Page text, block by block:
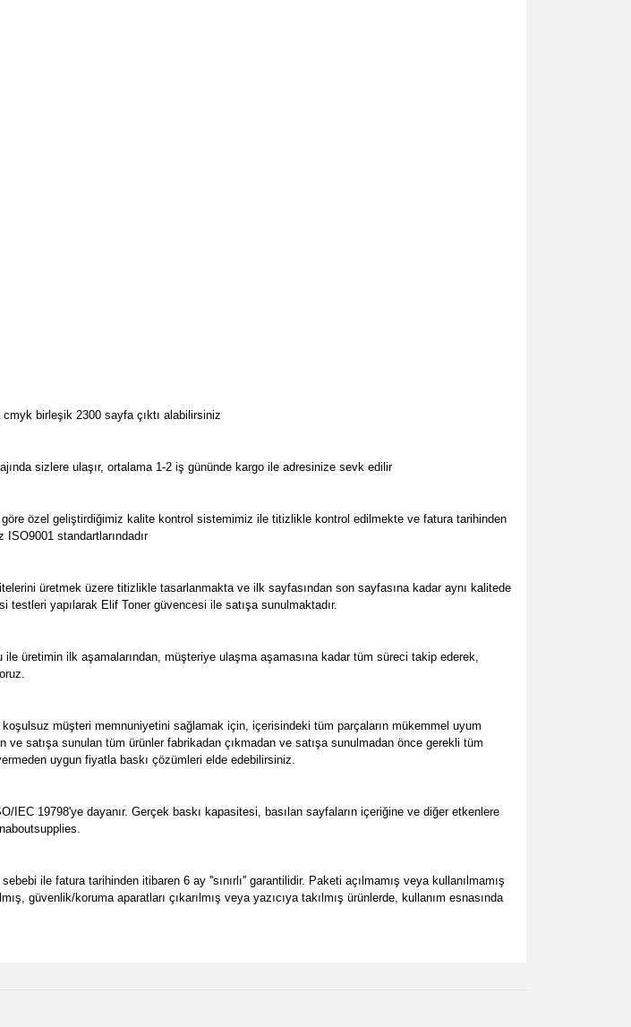
birleşik 2300 sayfa çıktı alabilirsiniz
sizlere ulaşır, ortalama 1-2 iş gününde kargo ile adresinize sevk edilir
göre özel geliştirdiğimiz kalite kontrol sistemimiz ile titizlikle kontrol edilmekte ve fatura tarihinden
standartlarındadır
üretmek üzere titizlikle tasarlanmakta ve ilk sayfasından son sayfasına kadar aynı kalitede
testleri yapılarak Elif Toner güvencesi ile satışa sunulmaktadır.
üretimin ilk aşamalarından, müşteriye ulaşma aşamasına kadar tüm süreci takip ederek,
müşteri memnuniyetini sağlamak için, içerisindeki tüm parçaların mükemmel uyum
satışa sunulan tüm ürünler fabrikadan çıkmadan ve satışa sunulmadan önce gerekli tüm
uygun fiyatla baskı çözümleri elde edebilirsiniz.
19798'ye dayanır. Gerçek baskı kapasitesi, basılan sayfaların içeriğine ve diğer etkenlere
ile fatura tarihinden itibaren 6 ay ''sınırlı'' garantilidir. Paketi açılmamış veya kullanılmamış
güvenlik/koruma aparatları çıkarılmış veya yazıcıya takılmış ürünlerde, kullanım esnasında